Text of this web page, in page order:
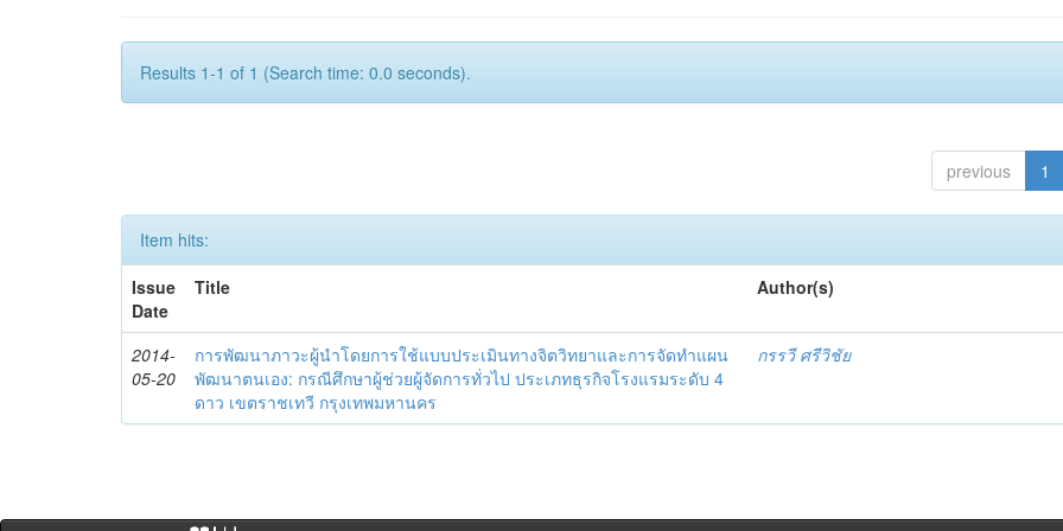
Results 1-1 of 1 (Search time: 0.0 seconds).
previous 1
Item hits:
Issue
Date
Title Author(s)
2014-
05-20
การพัฒนาภาวะผู้นำโดยการใช้แบบประเมินทางจิตวิทยาและการจัดทำแผน
พัฒนาตนเอง: กรณีศึกษาผู้ช่วยผู้จัดการทั่วไป ประเภทธุรกิจโรงแรมระดับ 4
ดาว เขตราชเทวี กรุงเทพมหานคร
กรรวี ศรีวิชัย